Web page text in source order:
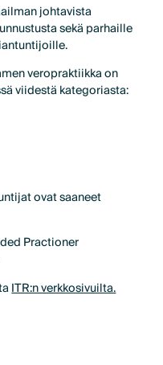
johtavista
sekä parhaille
veropraktiikka on
viidestä kategoriasta:
ovat saaneet
Practioner
ITR:n verkkosivuilta.